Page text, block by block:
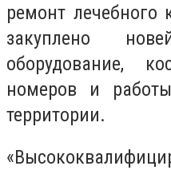
ремонт лечебного
закуплено
оборудование,
номеров и
территории.